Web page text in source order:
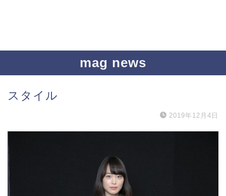
mag news
スタイル
2019年12月4日